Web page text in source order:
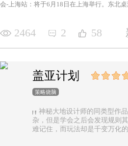
会-上海站：将于6月18日在上海举行。东北
2464 2 58
盖亚计划
策略烧脑
神秘大地设计师的同类型作
杂，但是学会之后会发现规则
难记住，而玩法却是千变万化